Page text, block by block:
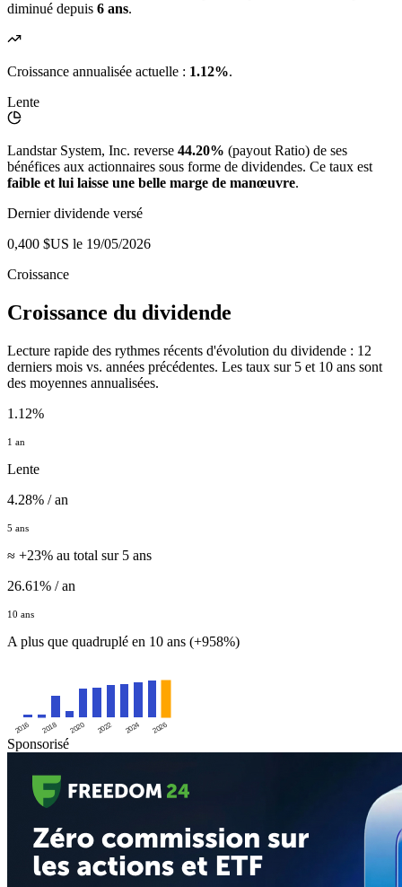
diminué depuis 6 ans.
Croissance annualisée actuelle : 1.12%.
Lente
Landstar System, Inc. reverse 44.20% (payout Ratio) de ses
bénéfices aux actionnaires sous forme de dividendes. Ce taux est
faible et lui laisse une belle marge de manœuvre.
Dernier dividende versé
0,400 $US le 19/05/2026
Croissance
Croissance du dividende
Lecture rapide des rythmes récents d'évolution du dividende : 12
derniers mois vs. années précédentes. Les taux sur 5 et 10 ans sont
des moyennes annualisées.
1.12%
1 an
Lente
4.28% / an
5 ans
≈ +23% au total sur 5 ans
26.61% / an
10 ans
A plus que quadruplé en 10 ans (+958%)
2016 2018 2020 2022 2024 2026
Sponsorisé